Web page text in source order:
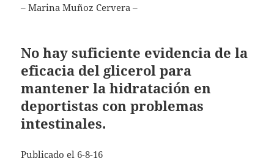
– Marina Muñoz Cervera –
No hay suficiente evidencia de la
eficacia del glicerol para
mantener la hidratación en
deportistas con problemas
intestinales.
Publicado el 6-8-16